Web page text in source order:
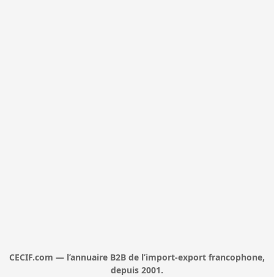
CECIF.com — l’annuaire B2B de l’import-export francophone,
depuis 2001.